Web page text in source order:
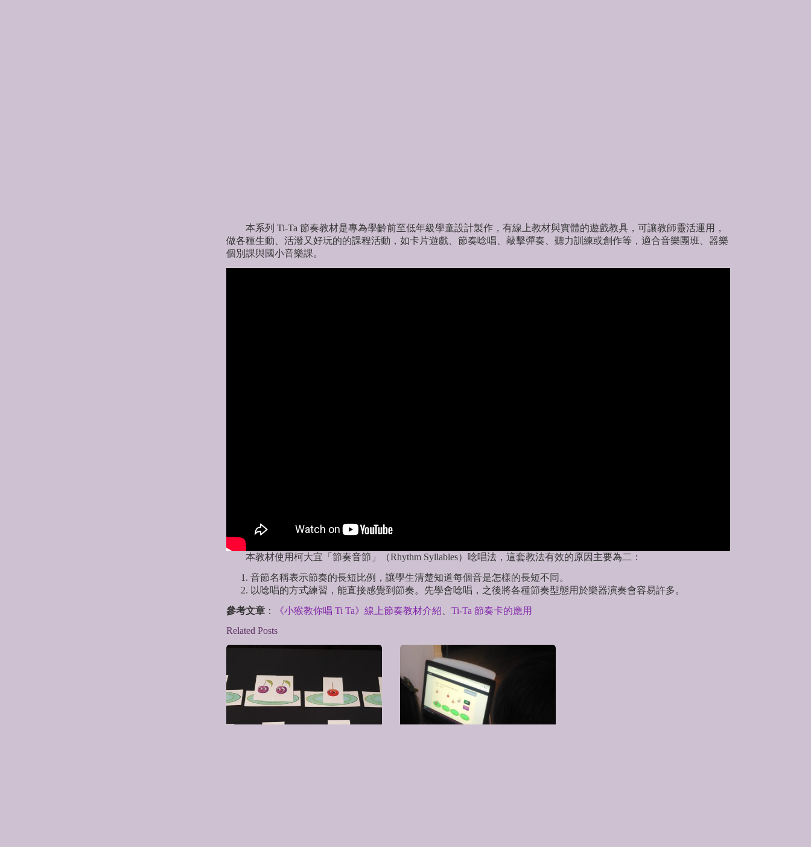
本系列 Ti-Ta 節奏教材是專為學齡前至低年級學童設計製作，有線上教材與實體的遊戲教具，可讓教師靈活運用，
做各種生動、活潑又好玩的的課程活動，如卡片遊戲、節奏唸唱、敲擊彈奏、聽力訓練或創作等，適合音樂團班、器樂
個別課與國小音樂課。
本教材使用柯大宜「節奏音節」（Rhythm Syllables）唸唱法，這套教法有效的原因主要為二：
音節名稱表示節奏的長短比例，讓學生清楚知道每個音是怎樣的長短不同。
以唸唱的方式練習，能直接感覺到節奏。先學會唸唱，之後將各種節奏型態用於樂器演奏會容易許多。
參考文章： 《小猴教你唱 Ti Ta》線上節奏教材介紹
Ti-Ta 節奏卡的應用
Related Posts